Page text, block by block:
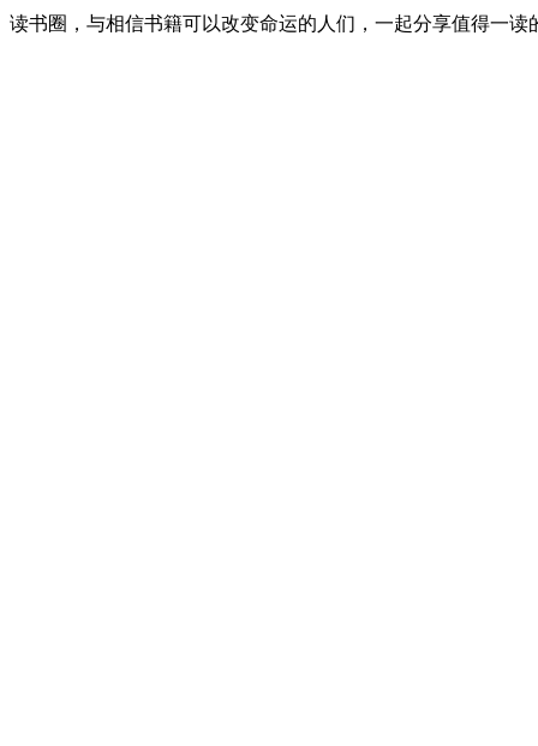
读书圈，与相信书籍可以改变命运的人们，一起分享值得一读